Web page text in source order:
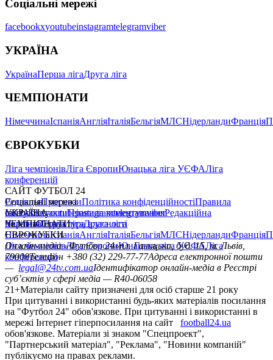
Соціальні мережі
facebookxyoutubeinstagramtelegramviber
УКРАЇНА
УкраїнаПерша лігаДруга ліга
ЧЕМПІОНАТИ
НімеччинаІспаніяАнгліяІталіяБельгіяМЛСНідерландиФранція
ЄВРОКУБКИ
Ліга чемпіонівЛіга ЄвропиЮнацька ліга УЄФАЛіга
конференцій
САЙТ ФУТБОЛ 24
РедакціяПрогнозиПолітика конфіденційностіПравила
сайтуКонтактиПравила коментуванняРедакційна
політикаСтруктура власності
Соціальні мережі
facebookxyoutubeinstagramtelegramviber
УКРАЇНА
УкраїнаПерша лігаДруга ліга
ЧЕМПІОНАТИ
НімеччинаІспаніяАнгліяІталіяБельгіяМЛСНідерландиФранція
ЄВРОКУБКИ
Ліга чемпіонівЛіга ЄвропиЮнацька ліга УЄФАЛіга
конференцій
Онлайн-медіа «Футбол 24»пл. Галицька, буд. 15, м. Львів,
79008Телефон +380 (32) 229-77-77Адреса електронної пошти
— legal@24tv.com.uaІдентифікатор онлайн-медіа в Реєстрі
суб’єктів у сфері медіа — R40-06058
21+Матеріали сайту призначені для осіб старше 21 року
При цитуванні і використанні будь-яких матеріалів посилання
на "Футбол 24" обов'язкове. При цитуванні і використанні в
мережі Інтернет гіперпосилання на сайт
football24.ua
обов'язкове. Матеріали зі знаком "Спецпроект",
"Партнерський матеріал", "Реклама", "Новини компаній"
публікуємо на правах реклами.